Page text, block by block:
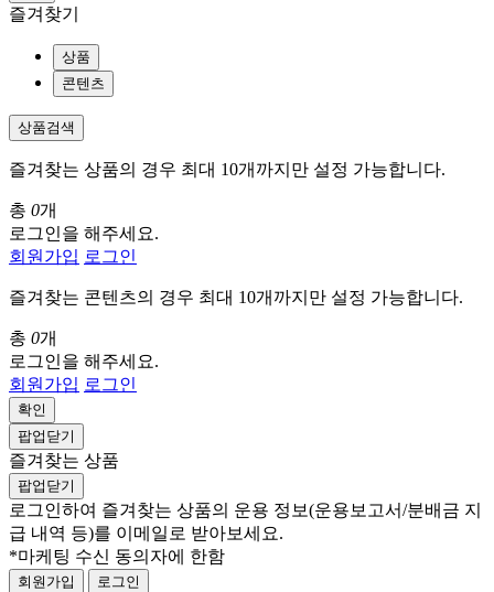
즐겨찾기
상품
콘텐츠
상품검색
즐겨찾는 상품의 경우 최대 10개까지만 설정 가능합니다.
총 0개
로그인을 해주세요.
회원가입 로그인
즐겨찾는 콘텐츠의 경우 최대 10개까지만 설정 가능합니다.
총 0개
로그인을 해주세요.
회원가입 로그인
확인
팝업닫기
즐겨찾는 상품
팝업닫기
로그인하여 즐겨찾는 상품의 운용 정보(운용보고서/분배금 지
급 내역 등)를 이메일로 받아보세요.
*마케팅 수신 동의자에 한함
회원가입 로그인